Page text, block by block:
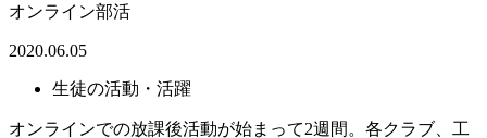
オンライン部活
2020.06.05
生徒の活動・活躍
オンラインでの放課後活動が始まって2週間。各クラブ、工